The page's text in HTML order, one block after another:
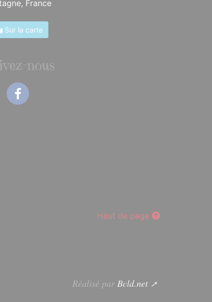
France
Sur la carte
nous
Haut de page
Réalisé par Bcld.net